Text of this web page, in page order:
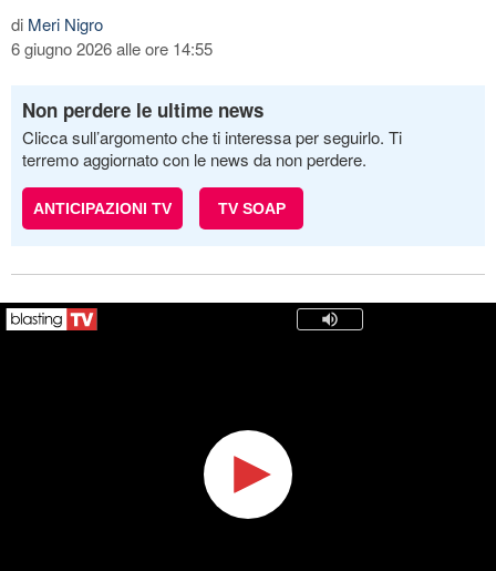
di Meri Nigro
6 giugno 2026 alle ore 14:55
Non perdere le ultime news
Clicca sull’argomento che ti interessa per seguirlo. Ti
terremo aggiornato con le news da non perdere.
ANTICIPAZIONI TV TV SOAP